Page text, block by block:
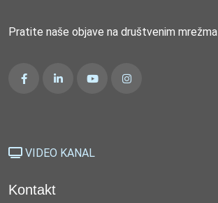
Pratite naše objave na društvenim mrežma
VIDEO KANAL
Kontakt